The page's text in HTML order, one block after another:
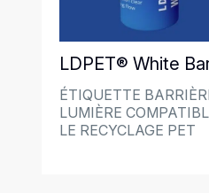
LDPET® White
ÉTIQUETTE
LUMIÈRE
LE RECYCLAGE PET